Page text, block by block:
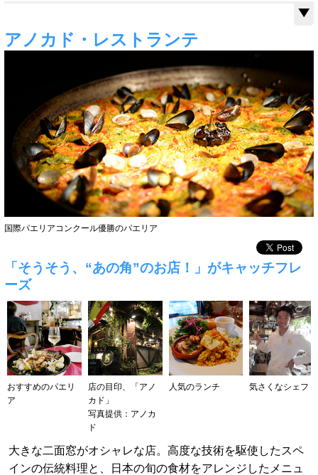
アノカド・レストランテ
国際パエリアコンクール優勝のパエリア
「そうそう、“あの角”のお店！」がキャッチフレ
ーズ
大きな二面窓がオシャレな店。高度な技術を駆使したスペ
インの伝統料理と、日本の旬の食材をアレンジしたメニュ
おすすめのパエリ
ア
店の目印、「アノ
カド」
写真提供：アノカ
ド
人気のランチ 気さくなシェフ